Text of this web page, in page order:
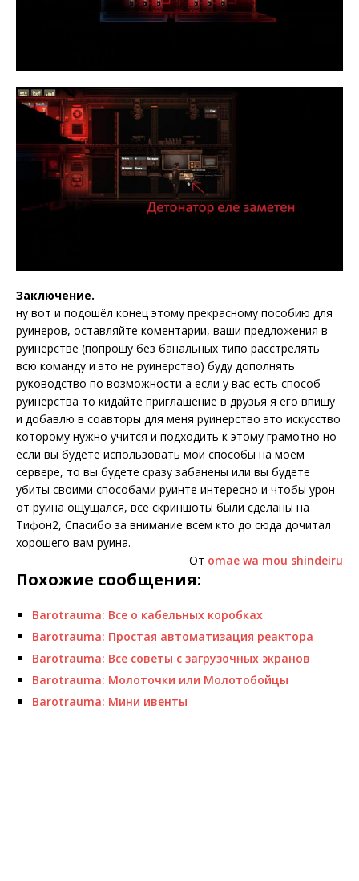
Заключение.
ну вот и подошёл конец этому прекрасному пособию для
руинеров, оставляйте коментарии, ваши предложения в
руинерстве (попрошу без банальных типо расстрелять
всю команду и это не руинерство) буду дополнять
руководство по возможности а если у вас есть способ
руинерства то кидайте приглашение в друзья я его впишу
и добавлю в соавторы для меня руинерство это искусство
которому нужно учится и подходить к этому грамотно но
если вы будете использовать мои способы на моём
сервере, то вы будете сразу забанены или вы будете
убиты своими способами руинте интересно и чтобы урон
от руина ощущался, все скриншоты были сделаны на
Тифон2, Спасибо за внимание всем кто до сюда дочитал
хорошего вам руина.
От omae wa mou shindeiru
Похожие сообщения:
Barotrauma: Все о кабельных коробках
Barotrauma: Простая автоматизация реактора
Barotrauma: Все советы с загрузочных экранов
Barotrauma: Молоточки или Молотобойцы
Barotrauma: Мини ивенты